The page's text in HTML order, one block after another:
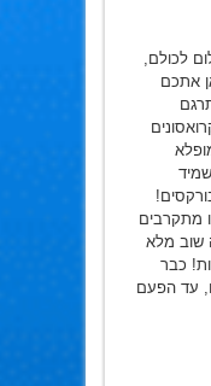
לכולם,
אתכם
מתקרבים
שוב מלא
כבר
עד הפעם